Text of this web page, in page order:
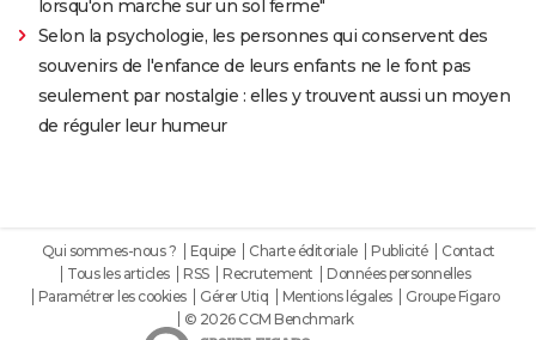
lorsqu'on marche sur un sol ferme"
Selon la psychologie, les personnes qui conservent des
souvenirs de l'enfance de leurs enfants ne le font pas
seulement par nostalgie : elles y trouvent aussi un moyen
de réguler leur humeur
Qui sommes-nous ? Equipe Charte éditoriale Publicité
Contact
Tous les articles
RSS Recrutement
Données personnelles
Paramétrer les cookies
Gérer Utiq Mentions légales
Groupe Figaro
© 2026 CCM Benchmark